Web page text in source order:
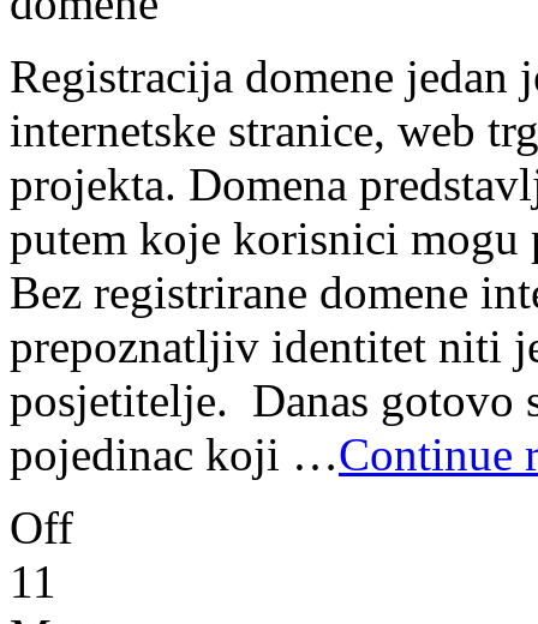
Registracija domene
internetske stranice, web
projekta. Domena
putem koje korisnici
Bez registrirane domene
prepoznatljiv identitet niti
posjetitelje. Danas gotovo
pojedinac koji …Continue
Off
11